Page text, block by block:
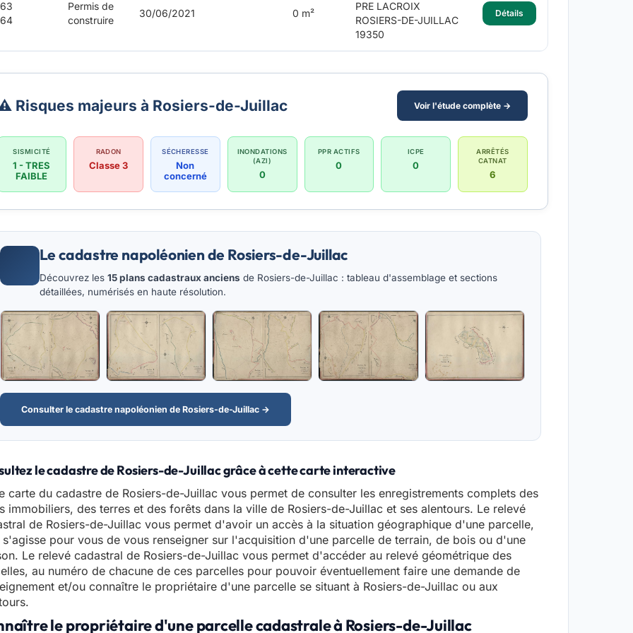
Permis de
construire
30/06/2021 0 m²
PRE LACROIX
ROSIERS-DE-JUILLAC
19350
Détails
Risques majeurs à Rosiers-de-Juillac Voir l'étude complète →
SISMICITÉ
1 - TRES
FAIBLE
RADON
Classe 3
SÉCHERESSE
Non
concerné
INONDATIONS
(AZI)
0
PPR ACTIFS
0
ICPE
0
ARRÊTÉS
CATNAT
6
Le cadastre napoléonien de Rosiers-de-Juillac
Découvrez les 15 plans cadastraux anciens de Rosiers-de-Juillac : tableau d'assemblage et sections
détaillées, numérisés en haute résolution.
Consulter le cadastre napoléonien de Rosiers-de-Juillac →
le cadastre de Rosiers-de-Juillac grâce à cette carte interactive
carte du cadastre de Rosiers-de-Juillac vous permet de consulter les enregistrements complets des
immobiliers, des terres et des forêts dans la ville de Rosiers-de-Juillac et ses alentours. Le relevé
de Rosiers-de-Juillac vous permet d'avoir un accès à la situation géographique d'une parcelle,
pour vous de vous renseigner sur l'acquisition d'une parcelle de terrain, de bois ou d'une
Le relevé cadastral de Rosiers-de-Juillac vous permet d'accéder au relevé géométrique des
au numéro de chacune de ces parcelles pour pouvoir éventuellement faire une demande de
et/ou connaître le propriétaire d'une parcelle se situant à Rosiers-de-Juillac ou aux
le propriétaire d'une parcelle cadastrale à Rosiers-de-Juillac